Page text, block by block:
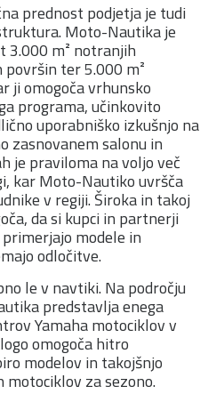
prednost podjetja je tudi
Moto-Nautika je
3.000 m² notranjih
ter 5.000 m²
ji omogoča vrhunsko
programa, učinkovito
uporabniško izkušnjo na
zasnovanem salonu in
je praviloma na voljo več
kar Moto-Nautiko uvršča
v regiji. Široka in takoj
da si kupci in partnerji
modele in
odločitve.
le v navtiki. Na področju
predstavlja enega
Yamaha motociklov v
omogoča hitro
modelov in takojšnjo
za sezono.